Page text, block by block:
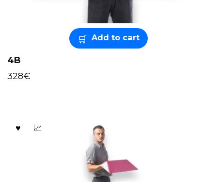
Add to cart
4B
328€